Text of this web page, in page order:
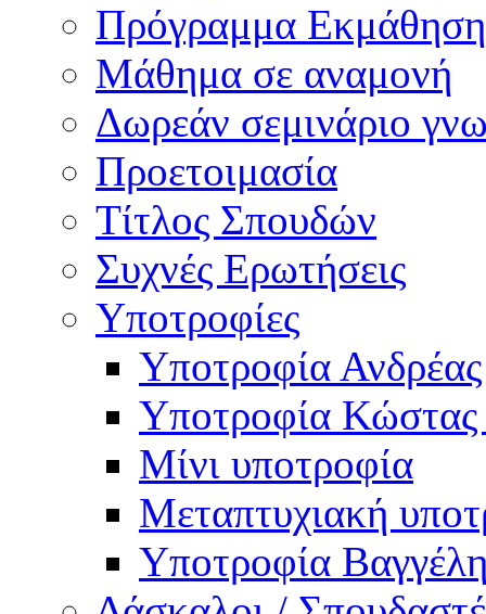
Πρόγραμμα
Μάθημα σε αναμονή
Δωρεάν σεμινάριο
Προετοιμασία
Τίτλος Σπουδών
Συχνές Ερωτήσεις
Υποτροφίες
Υποτροφία
Υποτροφία
Μίνι υποτροφία
Μεταπτυχιακή
Υποτροφία